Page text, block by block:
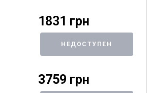
1831 грн
НЕДОСТУПЕН
3759 грн